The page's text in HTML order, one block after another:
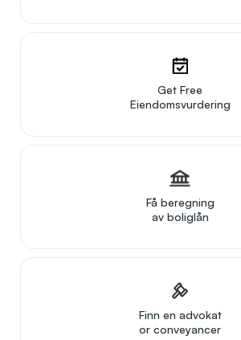
Get Free
Eiendomsvurdering
Få beregning
av boliglån
Finn en advokat
or conveyancer